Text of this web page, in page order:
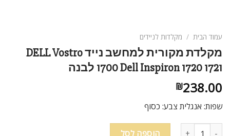
format_underlined הוסף קו תחתון לקישורים
font_download סמן קישורים
האפשרויות
עמוד הבית / מקלדות לניידים
מקלדת מקורית למחשב נייד DELL Vostro
1700 Dell Inspiron 1720 1721 לבנה
₪238.00
שפות: אנגלית צבע: כסוף
כמות של מקלדת מקורית למחשב נייד DELL Vostro 1700 Dell Inspiron 1720 1721 לבנה
הוספה לסל